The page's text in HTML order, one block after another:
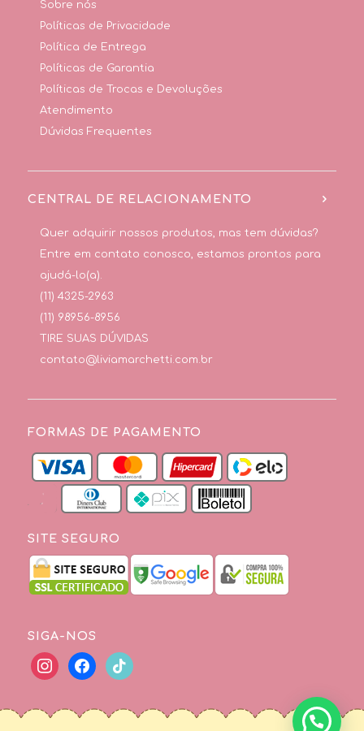
Sobre nós
Políticas de Privacidade
Política de Entrega
Políticas de Garantia
Políticas de Trocas e Devoluções
Atendimento
Dúvidas Frequentes
CENTRAL DE RELACIONAMENTO
Quer adquirir nossos produtos, mas tem dúvidas?
Entre em contato conosco, estamos prontos para
ajudá-lo(a).
(11) 4325-2963
(11) 98956-8956
TIRE SUAS DÚVIDAS
contato@liviamarchetti.com.br
FORMAS DE PAGAMENTO
SITE SEGURO
SIGA-NOS